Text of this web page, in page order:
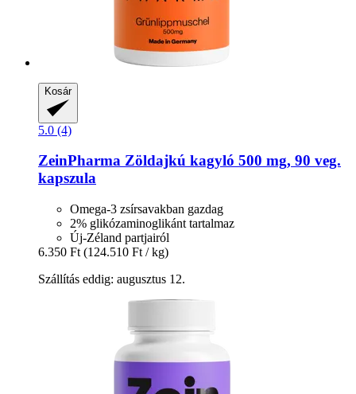
Kosár
5.0 (4)
ZeinPharma Zöldajkú kagyló 500 mg, 90 veg.
kapszula
Omega-3 zsírsavakban gazdag
2% glikózaminoglikánt tartalmaz
Új-Zéland partjairól
6.350 Ft (124.510 Ft / kg)
Szállítás eddig: augusztus 12.